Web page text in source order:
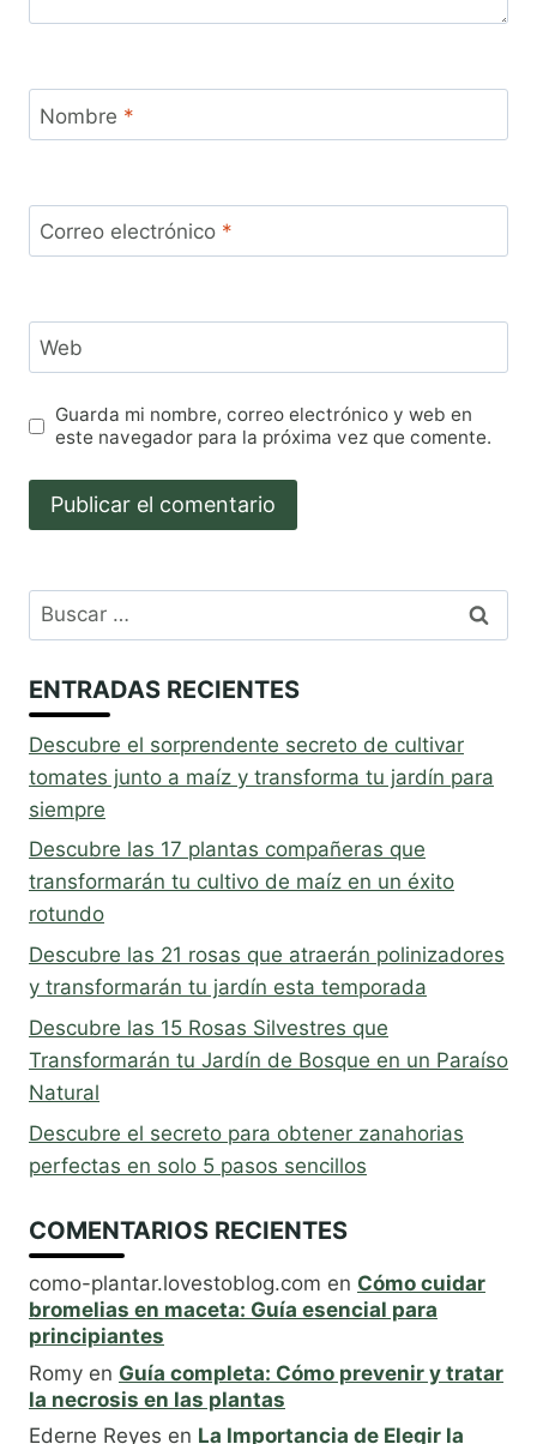
Nombre *
Correo electrónico *
Web
Guarda mi nombre, correo electrónico y web en
este navegador para la próxima vez que comente.
Buscar:
ENTRADAS RECIENTES
Descubre el sorprendente secreto de cultivar
tomates junto a maíz y transforma tu jardín para
siempre
Descubre las 17 plantas compañeras que
transformarán tu cultivo de maíz en un éxito
rotundo
Descubre las 21 rosas que atraerán polinizadores
y transformarán tu jardín esta temporada
Descubre las 15 Rosas Silvestres que
Transformarán tu Jardín de Bosque en un Paraíso
Natural
Descubre el secreto para obtener zanahorias
perfectas en solo 5 pasos sencillos
COMENTARIOS RECIENTES
como-plantar.lovestoblog.com en Cómo cuidar
bromelias en maceta: Guía esencial para
principiantes
Romy en Guía completa: Cómo prevenir y tratar
la necrosis en las plantas
Ederne Reyes en La Importancia de Elegir la